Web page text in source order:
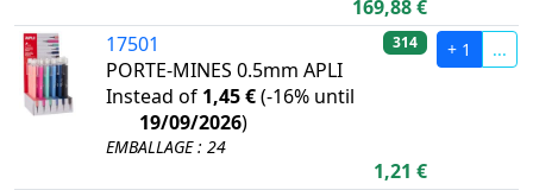
169,88 €
17501
PORTE-MINES 0.5mm APLI
Instead of 1,45 €(-16% until
19/09/2026)
EMBALLAGE : 24
314
1,21 €
+ 1 ...